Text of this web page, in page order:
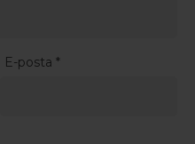
E-posta*